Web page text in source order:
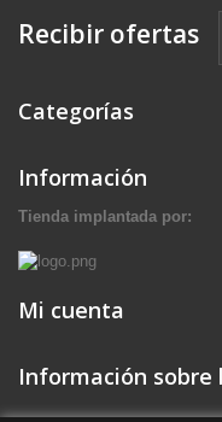
Recibir ofertas
Categorías
Información
Tienda implantada por:
Mi cuenta
Información sobre